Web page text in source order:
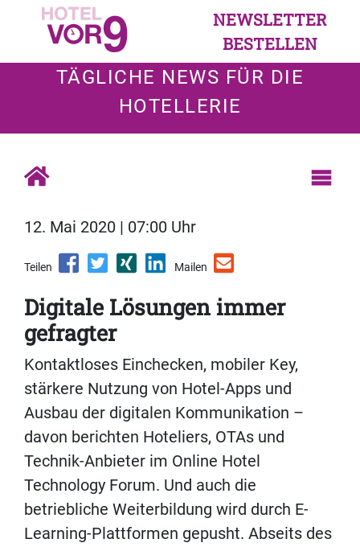
NEWSLETTER
BESTELLEN
TÄGLICHE NEWS FÜR DIE
HOTELLERIE
12. Mai 2020 | 07:00 Uhr
Teilen Mailen
Digitale Lösungen immer
gefragter
Kontaktloses Einchecken, mobiler Key,
stärkere Nutzung von Hotel-Apps und
Ausbau der digitalen Kommunikation –
davon berichten Hoteliers, OTAs und
Technik-Anbieter im Online Hotel
Technology Forum. Und auch die
betriebliche Weiterbildung wird durch E-
Learning-Plattformen gepusht. Abseits des